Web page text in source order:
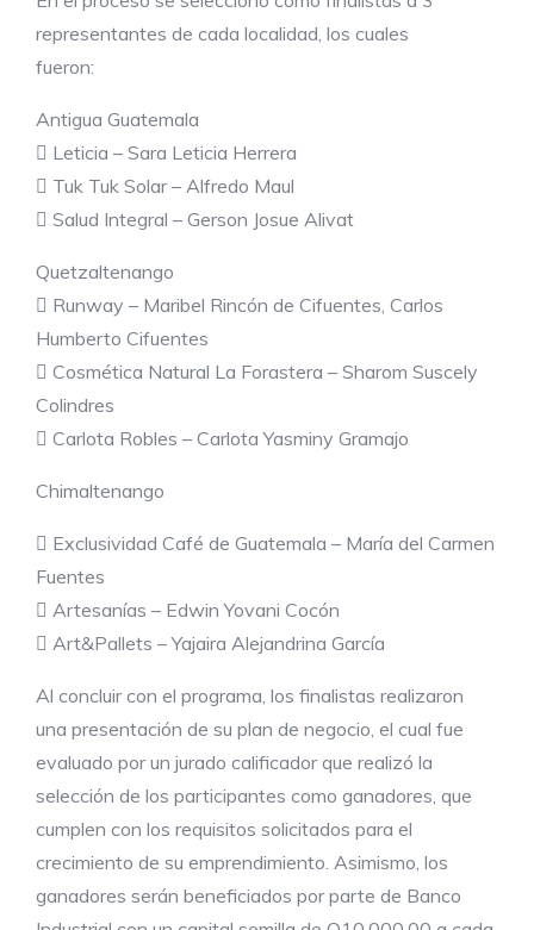
representantes de cada localidad, los cuales
fueron:
Antigua Guatemala
 Leticia – Sara Leticia Herrera
 Tuk Tuk Solar – Alfredo Maul
 Salud Integral – Gerson Josue Alivat
Quetzaltenango
 Runway – Maribel Rincón de Cifuentes, Carlos
Humberto Cifuentes
 Cosmética Natural La Forastera – Sharom Suscely
Colindres
 Carlota Robles – Carlota Yasminy Gramajo
Chimaltenango
 Exclusividad Café de Guatemala – María del Carmen
Fuentes
 Artesanías – Edwin Yovani Cocón
 Art&Pallets – Yajaira Alejandrina García
Al concluir con el programa, los finalistas realizaron
una presentación de su plan de negocio, el cual fue
evaluado por un jurado calificador que realizó la
selección de los participantes como ganadores, que
cumplen con los requisitos solicitados para el
crecimiento de su emprendimiento. Asimismo, los
ganadores serán beneficiados por parte de Banco